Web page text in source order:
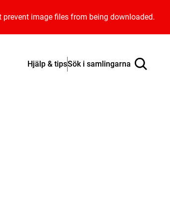
image files from being downloaded.
Hjälp & tipsSök i samlingarna